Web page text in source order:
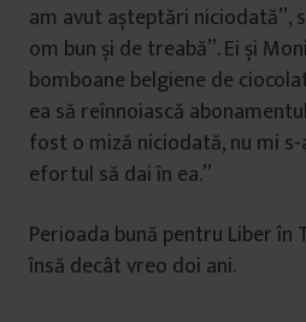
am avut așteptări niciodată”,
om bun și de treabă”. Ei și
bomboane belgiene de
ea să reînnoiască
fost o miză niciodată, nu mi
efortul să dai în ea.”
Perioada bună pentru Liber
însă decât vreo doi ani.